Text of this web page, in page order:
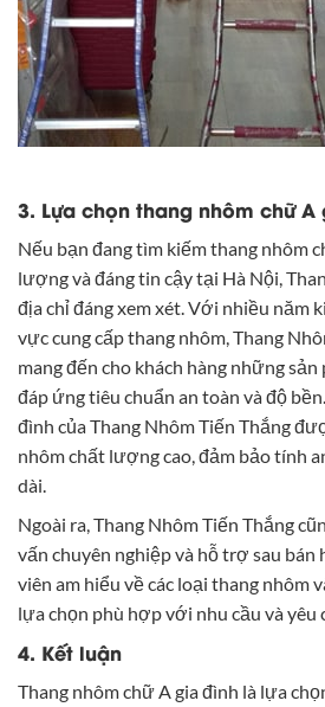
3. Lựa chọn thang nhôm chữ
Nếu bạn đang tìm kiếm thang nhôm
lượng và đáng tin cậy tại Hà Nội,
địa chỉ đáng xem xét. Với nhiều năm
vực cung cấp thang nhôm, Thang
mang đến cho khách hàng những
đáp ứng tiêu chuẩn an toàn và độ
đình của Thang Nhôm Tiến Thắng
nhôm chất lượng cao, đảm bảo tính
dài.
Ngoài ra, Thang Nhôm Tiến Thắng
vấn chuyên nghiệp và hỗ trợ sau bán
viên am hiểu về các loại thang nhôm
lựa chọn phù hợp với nhu cầu và yêu
4. Kết luận
Thang nhôm chữ A gia đình là lựa